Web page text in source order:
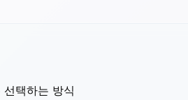
택하는 방식